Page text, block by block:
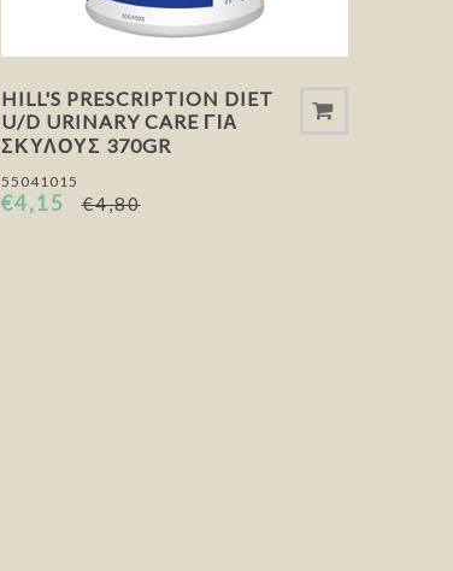
HILL'S PRESCRIPTION DIET
U/D URINARY CARE ΓΙΑ
ΣΚΎΛΟΥΣ 370GR
55041015
€4,15 €4,80